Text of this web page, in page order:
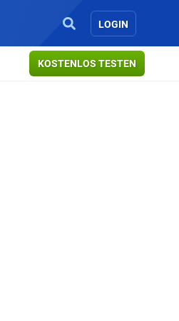
LOGIN
KOSTENLOS TESTEN